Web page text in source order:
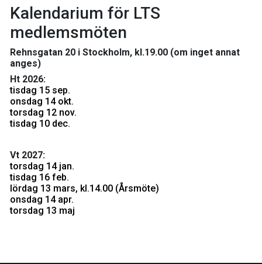
Kalendarium för LTS
medlemsmöten
Rehnsgatan 20 i Stockholm, kl.19.00 (om inget annat
anges)
Ht 2026:
tisdag 15 sep.
onsdag 14 okt.
torsdag 12 nov.
tisdag 10 dec.
Vt 2027:
torsdag 14 jan.
tisdag 16 feb.
lördag 13 mars, kl.14.00 (Årsmöte)
onsdag 14 apr.
torsdag 13 maj